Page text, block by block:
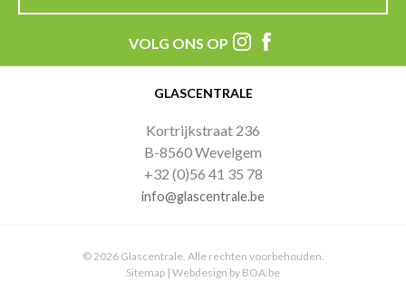
VOLG ONS OP
GLASCENTRALE
Kortrijkstraat 236
B-8560 Wevelgem
+32 (0)56 41 35 78
info@glascentrale.be
© 2026 Glascentrale. Alle rechten voorbehouden.
Sitemap | Webdesign by BOA.be